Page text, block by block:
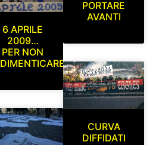
6 APRILE
2009…
PER NON
DIMENTICARE
PORTARE
AVANTI
CURVA
DIFFIDATI